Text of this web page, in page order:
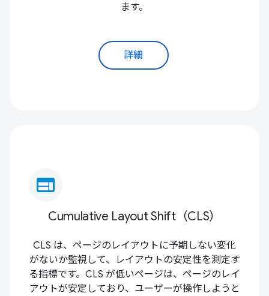
ます。
詳細
web
Cumulative Layout Shift（CLS）
CLS は、ページのレイアウトに予期しない変化
がないか監視して、レイアウトの安定性を測定す
る指標です。CLS が低いページは、ページのレイ
アウトが安定しており、ユーザーが操作しようと